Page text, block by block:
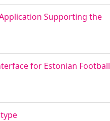
Supporting the
for Estonian Football